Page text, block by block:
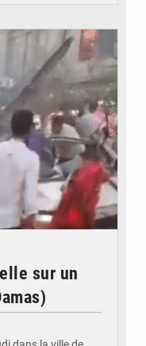
sur un